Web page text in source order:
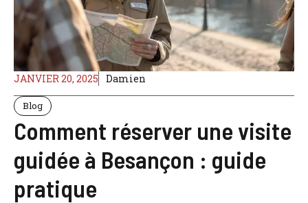
JANVIER 20, 2025 Damien
Blog
Comment réserver une visite
guidée à Besançon : guide
pratique